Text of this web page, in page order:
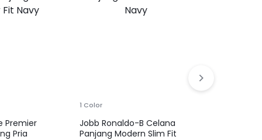
Premier
Pria
1 Color
Jobb Ronaldo-B Celana
Panjang Modern Slim Fit